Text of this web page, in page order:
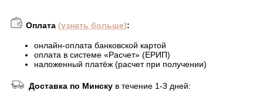
Оплата (узнать больше):
онлайн-оплата банковской картой
оплата в системе «Расчет» (ЕРИП)
наложенный платёж (расчет при получении)
Доставка по Минску в течение 1-3 дней: